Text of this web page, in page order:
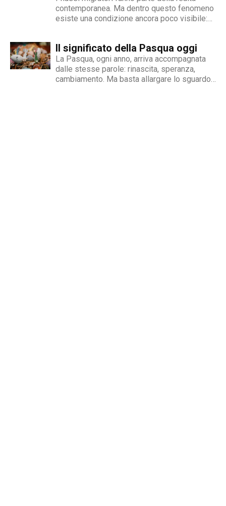
contemporanea. Ma dentro questo fenomeno
esiste una condizione ancora poco visibile:
traduce in discriminazione intersezionale.
Perché il fenomeno esiste Le cause sono
diverse e spesso...
Il significato della Pasqua oggi
La Pasqua, ogni anno, arriva accompagnata
dalle stesse parole: rinascita, speranza,
cambiamento. Ma basta allargare lo sguardo